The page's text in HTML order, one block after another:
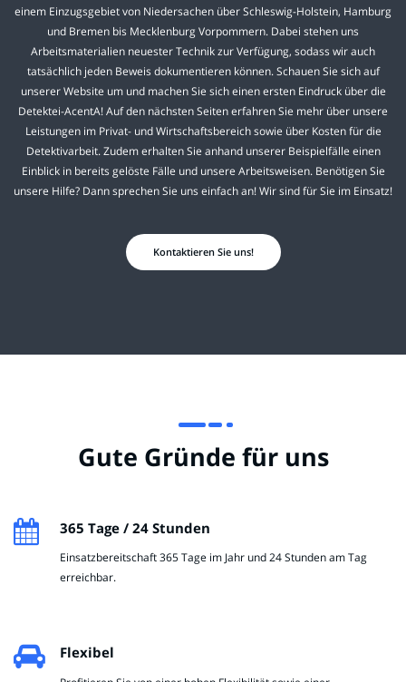
einem Einzugsgebiet von Niedersachen über Schleswig-Holstein, Hamburg
und Bremen bis Mecklenburg Vorpommern. Dabei stehen uns
Arbeitsmaterialien neuester Technik zur Verfügung, sodass wir auch
tatsächlich jeden Beweis dokumentieren können. Schauen Sie sich auf
unserer Website um und machen Sie sich einen ersten Eindruck über die
Detektei-AcentA! Auf den nächsten Seiten erfahren Sie mehr über unsere
Leistungen im Privat- und Wirtschaftsbereich sowie über Kosten für die
Detektivarbeit. Zudem erhalten Sie anhand unserer Beispielfälle einen
Einblick in bereits gelöste Fälle und unsere Arbeitsweisen. Benötigen Sie
unsere Hilfe? Dann sprechen Sie uns einfach an! Wir sind für Sie im Einsatz!
Kontaktieren Sie uns!
Gute Gründe für uns
365 Tage / 24 Stunden
Einsatzbereitschaft 365 Tage im Jahr und 24 Stunden am Tag
erreichbar.
Flexibel